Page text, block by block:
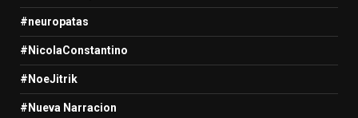
#neuropatas
#NicolaConstantino
#NoeJitrik
#Nueva Narracion